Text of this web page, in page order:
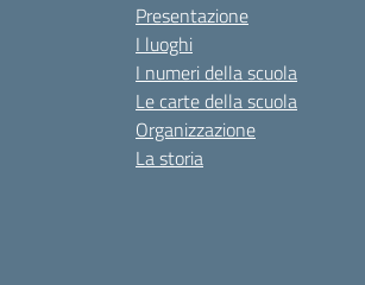
Presentazione
I luoghi
I numeri della scuola
Le carte della scuola
Organizzazione
La storia